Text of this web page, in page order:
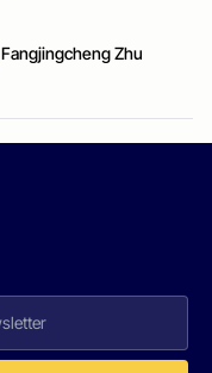
Fangjingcheng Zhu